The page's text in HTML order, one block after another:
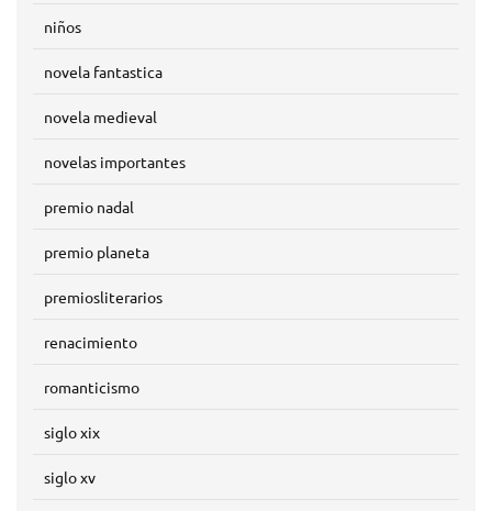
niños
novela fantastica
novela medieval
novelas importantes
premio nadal
premio planeta
premiosliterarios
renacimiento
romanticismo
siglo xix
siglo xv